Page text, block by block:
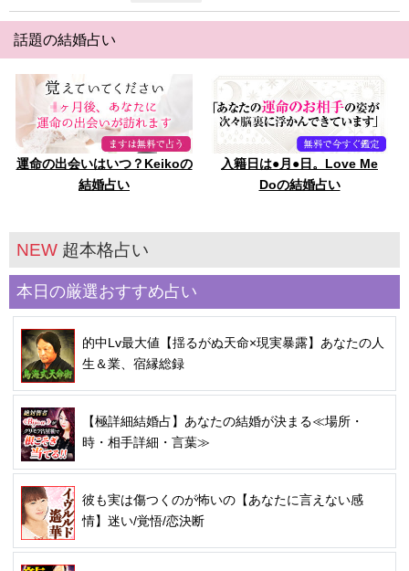
話題の結婚占い
運命の出会いはいつ？Keikoの
結婚占い
入籍日は●月●日。Love Me
Doの結婚占い
NEW 超本格占い
本日の厳選おすすめ占い
的中Lv最大値【揺るがぬ天命×現実暴露】あなたの人
生＆業、宿縁総録
【極詳細結婚占】あなたの結婚が決まる≪場所・
時・相手詳細・言葉≫
彼も実は傷つくのが怖いの【あなたに言えない感
情】迷い/覚悟/恋決断